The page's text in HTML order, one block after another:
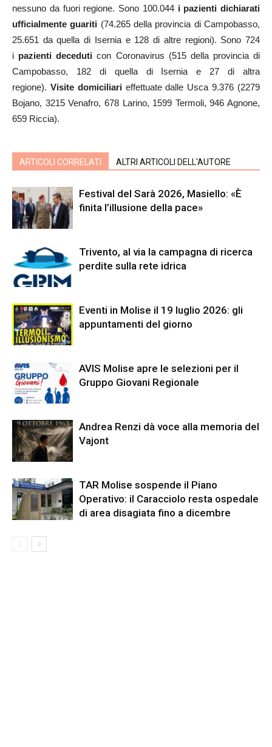
nessuno da fuori regione. Sono 100.044 i pazienti dichiarati
ufficialmente guariti (74.265 della provincia di Campobasso,
25.651 da quella di Isernia e 128 di altre regioni). Sono 724
i pazienti deceduti con Coronavirus (515 della provincia di
Campobasso, 182 di quella di Isernia e 27 di altra
regione). Visite domiciliarieffettuate dalle Usca 9.376 (2279
Bojano, 3215 Venafro, 678 Larino, 1599 Termoli, 946 Agnone,
659 Riccia).
ARTICOLI CORRELATI ALTRI ARTICOLI DELL'AUTORE
Festival del Sarà 2026, Masiello: «È
finita l’illusione della pace»
Trivento, al via la campagna di ricerca
perdite sulla rete idrica
Eventi in Molise il 19 luglio 2026: gli
appuntamenti del giorno
AVIS Molise apre le selezioni per il
Gruppo Giovani Regionale
Andrea Renzi dà voce alla memoria del
Vajont
TAR Molise sospende il Piano
Operativo: il Caracciolo resta ospedale
di area disagiata fino a dicembre